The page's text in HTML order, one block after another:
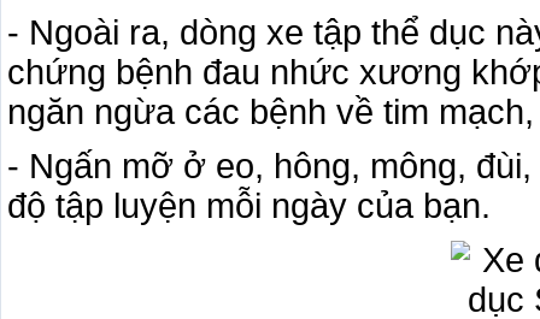
- Ngoài ra, dòng xe tập thể dục
chứng bệnh đau nhức xương
ngăn ngừa các bệnh về tim
- Ngấn mỡ ở eo, hông, mông,
độ tập luyện mỗi ngày của bạn.